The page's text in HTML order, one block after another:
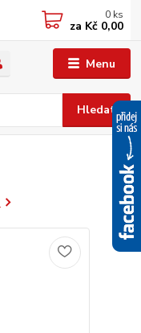
Menu
Hledat
0 ks
za Kč 0,00